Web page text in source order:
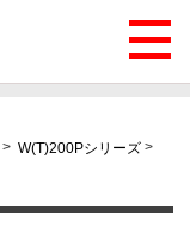
> W(T)200Pシリーズ >